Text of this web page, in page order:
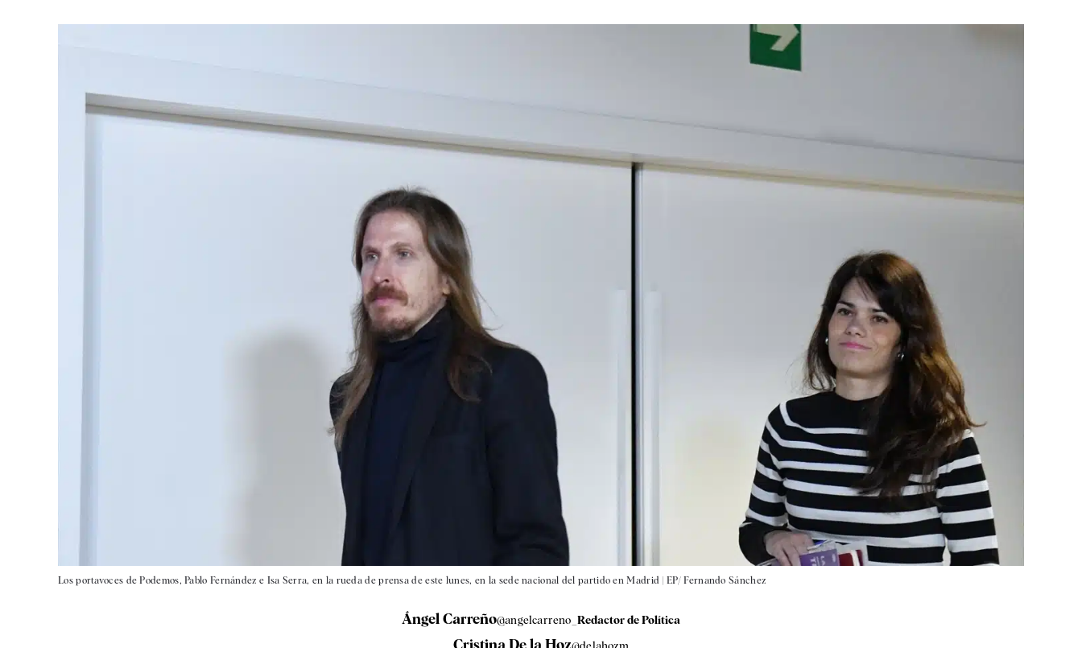
Los portavoces de Podemos, Pablo Fernández e Isa Serra, en la rueda de prensa de este lunes, en la sede nacional del partido en Madrid |EP/ Fernando Sánchez
Ángel Carreño Redactor de Política
@angelcarreno_